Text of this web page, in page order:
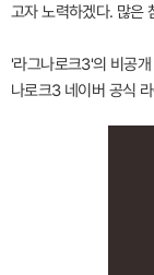
고자 노력하겠다. 많은
'라그나로크3'의 비공
나로크3 네이버 공식